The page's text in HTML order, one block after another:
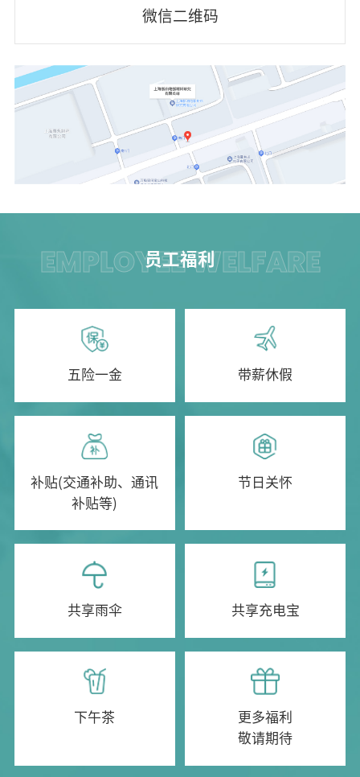
微信二维码
员工福利
EMPLOYEE WELFARE
五险一金 带薪休假
补贴(交通补助、通讯
补贴等)
节日关怀
共享雨伞 共享充电宝
下午茶
更多福利
敬请期待